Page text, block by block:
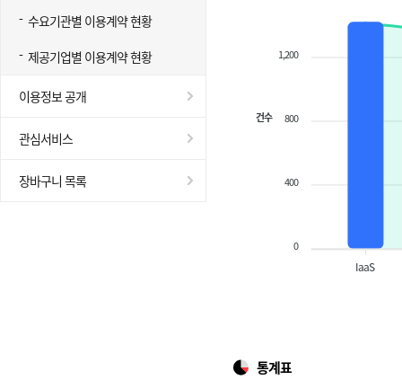
수요기관별 이용계약 현황
제공기업별 이용계약 현황
이용정보 공개
관심서비스
장바구니 목록
1,200
800
400
0
건수
IaaS
통계표